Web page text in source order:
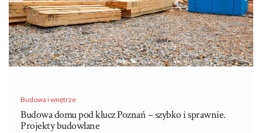
Budowa i wnętrze
Budowa domu pod klucz Poznań – szybko i sprawnie.
Projekty budowlane